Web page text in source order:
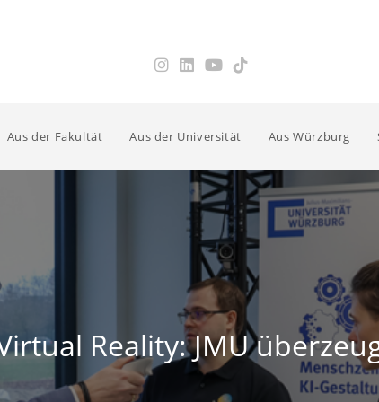
Aus der Fakultät Aus der Universität Aus Würzburg
Reality: JMU